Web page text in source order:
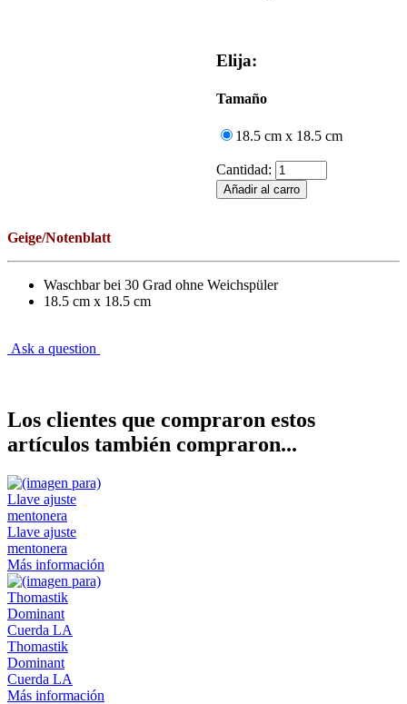
Elija:
Tamaño
18.5 cm x 18.5 cm
Cantidad:
Geige/Notenblatt
Waschbar bei 30 Grad ohne Weichspüler
18.5 cm x 18.5 cm
Ask a question
Los clientes que compraron estos
artículos también compraron...
Llave ajuste
mentonera
Más información
Thomastik
Dominant
Cuerda LA
Más información